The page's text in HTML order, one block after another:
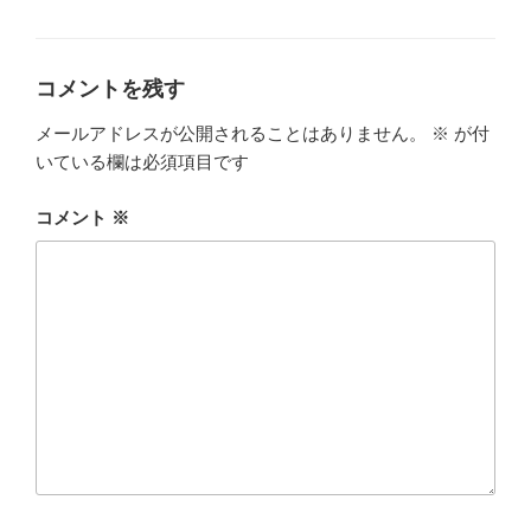
コメントを残す
メールアドレスが公開されることはありません。 ※ が付
いている欄は必須項目です
コメント ※